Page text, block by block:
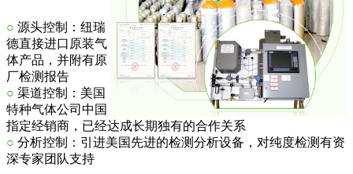
○ 源头控制：纽瑞
德直接进口原装气
体产品，并附有原
厂检测报告
○ 渠道控制：美国
特种气体公司中国
指定经销商，已经达成长期独有的合作关系
○ 分析控制：引进美国先进的检测分析设备，对纯度检测有资
深专家团队支持